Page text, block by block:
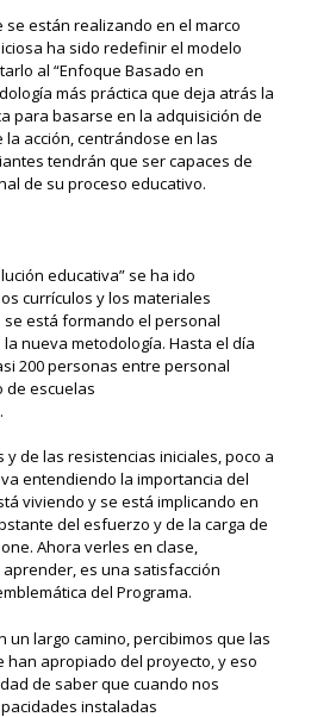
se están realizando en el marco
ha sido redefinirel modelo
al “Enfoque Basado en
más práctica que deja atrás la
para basarse en la adquisición de
la acción, centrándose en las
tendrán que ser capaces de
de su proceso educativo.
educativa” se ha ido
currículos y los materiales
se está formando el personal
la nueva metodología. Hasta el día
200 personas entre personal
de escuelas
.
y de las resistencias iniciales, poco a
va entendiendo la importancia del
viviendo y se está implicando en
del esfuerzo y de la carga de
Ahora verles en clase,
aprender,es una satisfacción
del Programa.
un largo camino,percibimos que las
han apropiado del proyecto,y eso
de saber que cuando nos
instaladas